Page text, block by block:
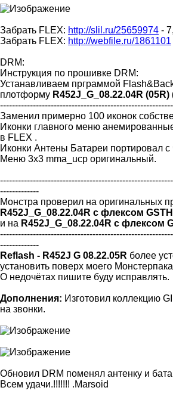
Забрать FLEX: http://slil.ru/25659974 -
Забрать FLEX: http://webfile.ru/1861101
DRM:
Инструкция по прошивке DRM:
Устанавливаем прграммой
плотформу R452J_G_08.22.04R (05R)
Заменил примерно 100 иконок
Иконки главного меню
в FLEX .
Иконки Антены Батареи портировал с
Меню 3х3 mma_ucp оригинальный.
-------------
Монстра проверил на оригинальных
R452J_G_08.22.04R с флексом
и на R452J_G_08.22.04R с флексом
-------------
Reflash - R452J G 08.22.05R более
установить поверх моего
О недочётах пишите буду исправлять.
Дополнения: Изготовил коллекцию
на звонки.
Обновил DRM поменял антенку и
Всем удачи.!!!!!!! .Marsoid